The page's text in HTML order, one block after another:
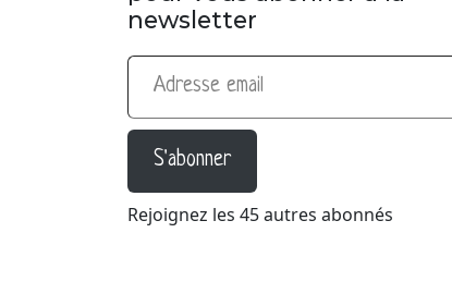
newsletter
Adresse email
S'abonner
Rejoignez les 45 autres abonnés